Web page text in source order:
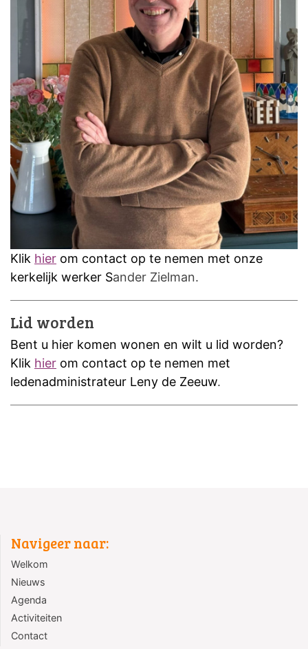
Klik hier om contact op te nemen met onze
kerkelijk werker Sander Zielman.
Lid worden
Bent u hier komen wonen en wilt u lid worden?
Klik hier om contact op te nemen met
ledenadministrateur Leny de Zeeuw.
Navigeer naar:
Welkom
Nieuws
Agenda
Activiteiten
Contact